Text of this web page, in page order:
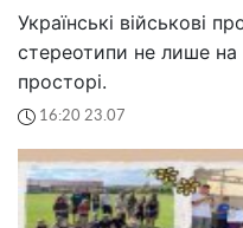
Українські військові
стереотипи не лише
просторі.
16:20 23.07